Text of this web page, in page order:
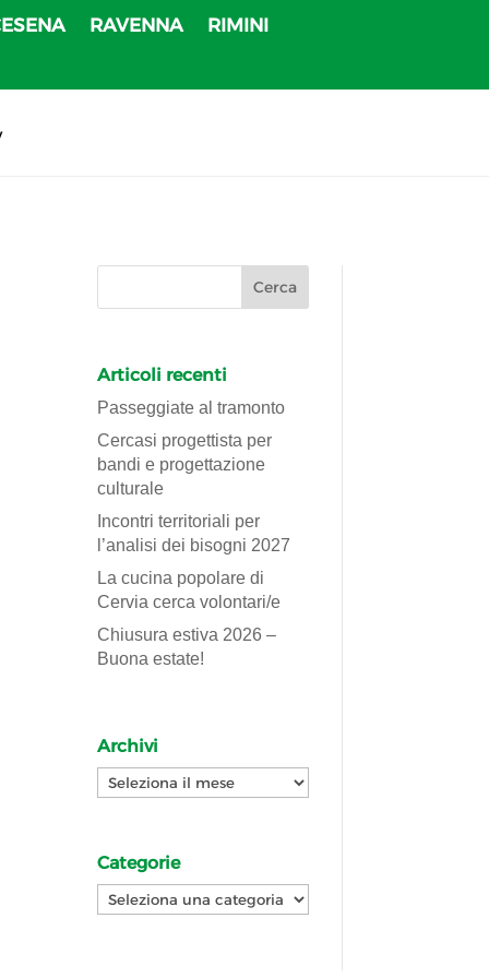
RAVENNA RIMINI
Articoli recenti
Passeggiate al tramonto
Cercasi progettista per
bandi e progettazione
culturale
Incontri territoriali per
l’analisi dei bisogni 2027
La cucina popolare di
Cervia cerca volontari/e
Chiusura estiva 2026 –
Buona estate!
Archivi
Archivi
Categorie
Categorie